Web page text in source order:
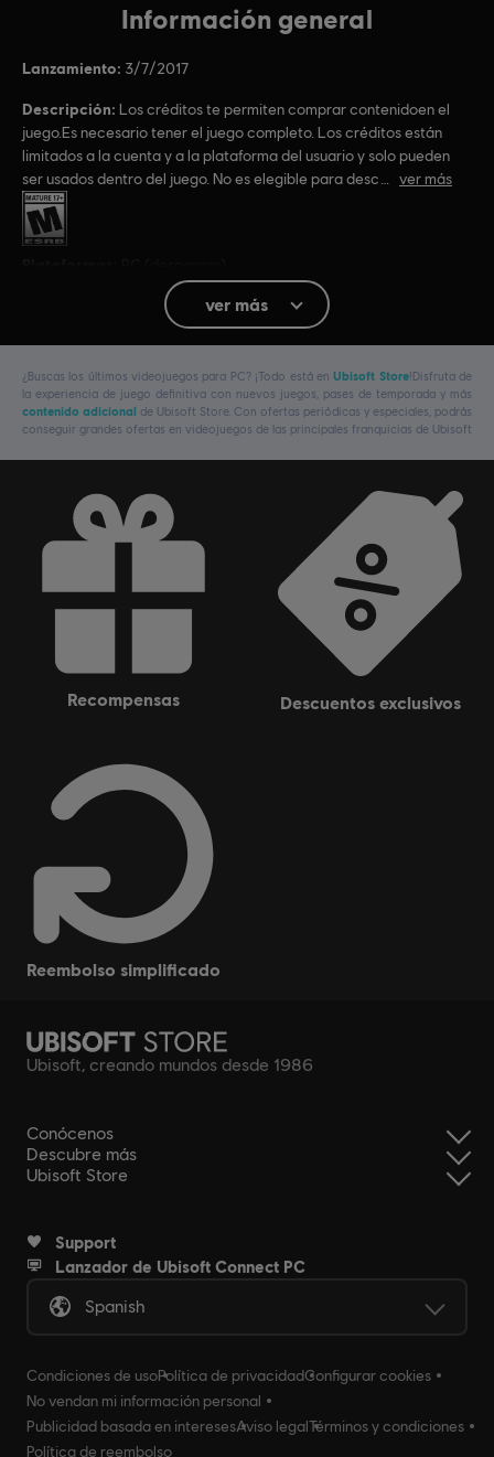
Información general
Lanzamiento: 3/7/2017
Descripción: Los créditos te permiten comprar contenidoen el
juego.Es necesario tener el juego completo. Los créditos están
limitados a la cuenta y a la plataforma del usuario y solo pueden
ser usados dentro del juego. No es elegible para desc
ver más
Clasificación por edad :
Acción/Aventura
Soldier Icon, Ubisoft, and the Ubisoft logo are trademarks of Ubisoft Entertainment in the
US and/or other countries.
ver más
¿Buscas los últimos videojuegos para PC? ¡Todo está enUbisoft Store!Disfruta de
la experiencia de juego definitiva con nuevos juegos, pases de temporada y más
contenido adicional de Ubisoft Store. Con ofertas periódicas y especiales, podrás
conseguir grandes ofertas en videojuegos de las principales franquicias de Ubisoft
recompensas descuentos exclusivos
reembolso simplificado
Ubisoft, creando mundos desde 1986
Conócenos
Descubre más
Ubisoft Store
Support
Lanzador de Ubisoft Connect PC
Spanish
Condiciones de usoPolítica de privacidadConfigurar cookies
No vendan mi información personal
Publicidad basada en interesesAviso legalTérminos y condiciones
Política de reembolso